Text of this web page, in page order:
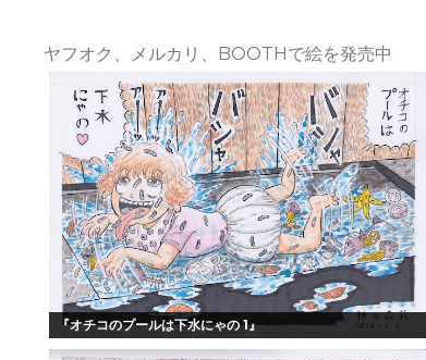
ヤフオク、メルカリ、BOOTHで絵を発売中
『オチコのプールは下水にゃの 1』